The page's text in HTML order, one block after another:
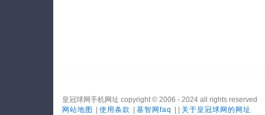
皇冠球网手机网址 copyright © 2006 - 2024 all rights reserved
网站地图
使用条款 基智网faq
关于皇冠球网的网址